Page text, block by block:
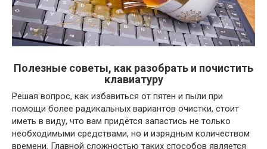
Полезные советы, как разобрать и почистить
клавиатуру
Решая вопрос, как избавиться от пятен и пыли при
помощи более радикальных вариантов очистки, стоит
иметь в виду, что вам придётся запастись не только
необходимыми средствами, но и изрядным количеством
времени. Главной сложностью таких способов является